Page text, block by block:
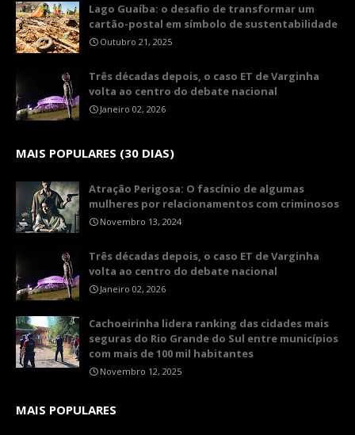
Lago Guaíba: o desafio de transformar um
cartão-postal em símbolo de sustentabilidade
Outubro 21, 2025
Três décadas depois, o caso ET de Varginha
volta ao centro do debate nacional
Janeiro 02, 2026
MAIS POPULARES (30 DIAS)
Atração Perigosa: O fascínio de algumas
mulheres por relacionamentos com criminosos
Novembro 13, 2024
Três décadas depois, o caso ET de Varginha
volta ao centro do debate nacional
Janeiro 02, 2026
Cachoeirinha lidera ranking das cidades mais
seguras do Rio Grande do Sul entre municípios
com mais de 100 mil habitantes
Novembro 12, 2025
MAIS POPULARES